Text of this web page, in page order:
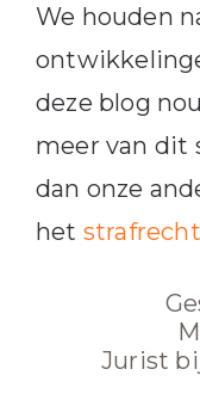
We houden
deze blog
meer van dit
dan onze
het strafrecht
Jurist